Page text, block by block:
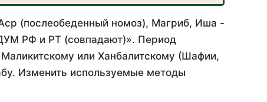
(послеобеденный номоз), Магриб, Иша -
РФ и РТ (совпадают)». Период
или Ханбалитскому (Шафии,
Изменить используемые методы